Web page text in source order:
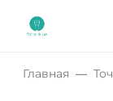
Главная